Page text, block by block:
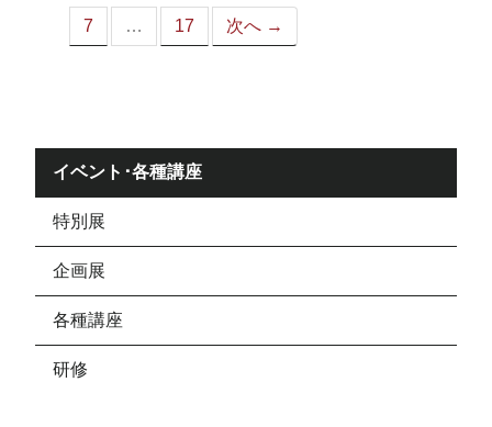
の
7 … 17 次へ →
イベント･各種講座
特別展
企画展
各種講座
研修